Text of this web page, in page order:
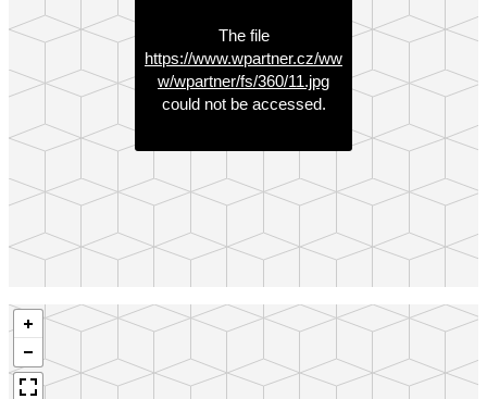
The file
https://www.wpartner.cz/ww
w/wpartner/fs/360/11.jpg
could not be accessed.